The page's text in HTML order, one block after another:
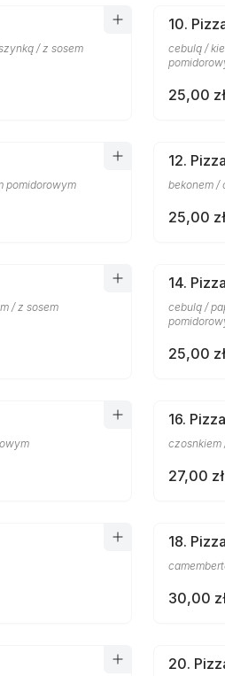
/ z sosem
10.
cebulą /
25,00 zł
pomidorowym
12.
bekonem /
25,00 zł
/ z sosem
14.
cebulą /
25,00 zł
16.
czosnkiem
27,00 zł
18.
30,00
20.